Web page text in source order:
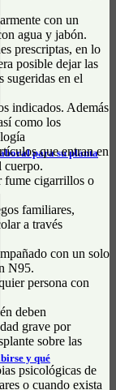
para su planta
y qué
con un
agua y jabón.
prescriptas, en lo
posible dejar las
sugeridas en el
indicados. Además
como los
que entran en
cuerpo.
fume cigarrillos o
familiares,
a través
con un solo
N95.
persona con
deben
grave por
sobre las
psicológicas de
o cuando exista